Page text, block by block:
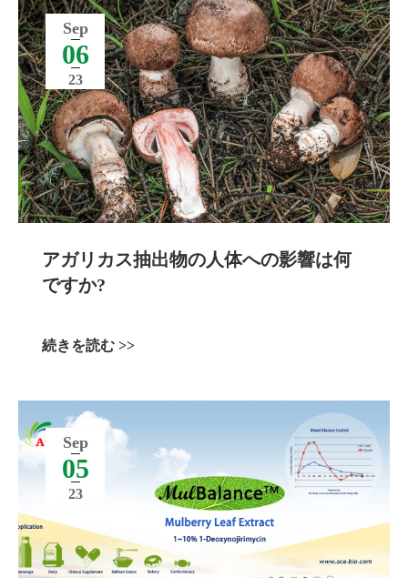
Sep
06
23
アガリカス抽出物の人体への影響は何
ですか?
続きを読む >>
Sep
05
23